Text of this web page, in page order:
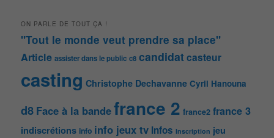
ON PARLE DE TOUT ÇA !
"Tout le monde veut prendre sa place"
Article assister dans le public c8 candidatcasteur
casting Christophe Dechavanne Cyril Hanouna
d8 Face à la bandefrance 2 france2 france 3
indiscrétions info info jeux tv Infos Inscription jeu